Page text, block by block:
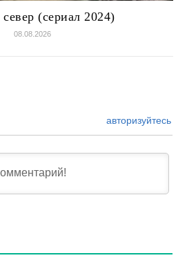
(сериал 2024)
08.08.2026
авторизуйтесь